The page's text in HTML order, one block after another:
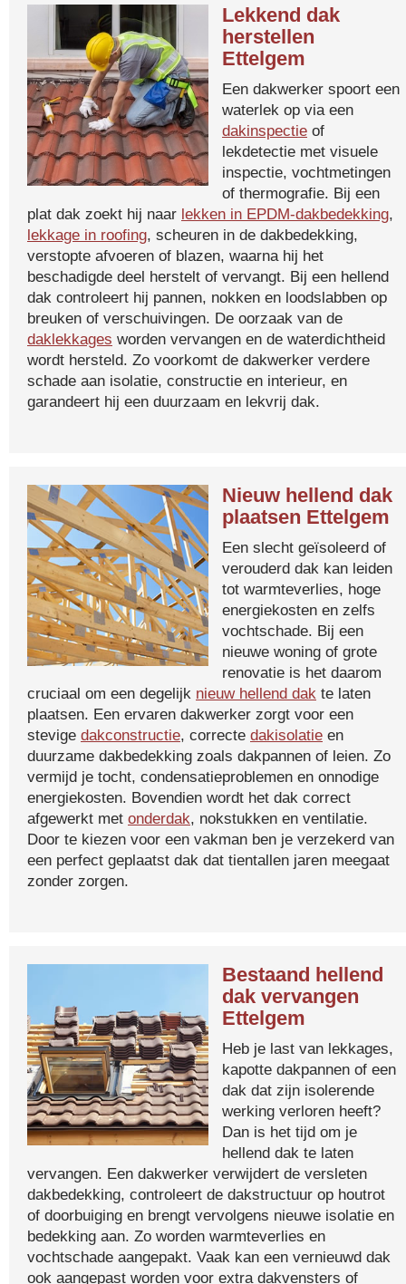
Lekkend dak
herstellen
Ettelgem
Een dakwerker spoort een
waterlek op via een
dakinspectie of
lekdetectie met visuele
inspectie, vochtmetingen
of thermografie. Bij een
plat dak zoekt hij naar lekken in EPDM-dakbedekking,
lekkage in roofing, scheuren in de dakbedekking,
verstopte afvoeren of blazen, waarna hij het
beschadigde deel herstelt of vervangt. Bij een hellend
dak controleert hij pannen, nokken en loodslabben op
breuken of verschuivingen. De oorzaak van de
daklekkages worden vervangen en de waterdichtheid
wordt hersteld. Zo voorkomt de dakwerker verdere
schade aan isolatie, constructie en interieur, en
garandeert hij een duurzaam en lekvrij dak.
Nieuw hellend dak
plaatsen Ettelgem
Een slecht geïsoleerd of
verouderd dak kan leiden
tot warmteverlies, hoge
energiekosten en zelfs
vochtschade. Bij een
nieuwe woning of grote
renovatie is het daarom
cruciaal om een degelijk nieuw hellend dak te laten
plaatsen. Een ervaren dakwerker zorgt voor een
stevige dakconstructie, correcte dakisolatie en
duurzame dakbedekking zoals dakpannen of leien. Zo
vermijd je tocht, condensatieproblemen en onnodige
energiekosten. Bovendien wordt het dak correct
afgewerkt met onderdak, nokstukken en ventilatie.
Door te kiezen voor een vakman ben je verzekerd van
een perfect geplaatst dak dat tientallen jaren meegaat
zonder zorgen.
Bestaand hellend
dak vervangen
Ettelgem
Heb je last van lekkages,
kapotte dakpannen of een
dak dat zijn isolerende
werking verloren heeft?
Dan is het tijd om je
hellend dak te laten
vervangen. Een dakwerker verwijdert de versleten
dakbedekking, controleert de dakstructuur op houtrot
of doorbuiging en brengt vervolgens nieuwe isolatie en
bedekking aan. Zo worden warmteverlies en
vochtschade aangepakt. Vaak kan een vernieuwd dak
ook aangepast worden voor extra dakvensters of